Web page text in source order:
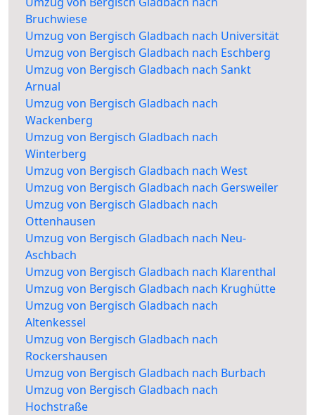
Bruchwiese
Umzug von Bergisch Gladbach nach Universität
Umzug von Bergisch Gladbach nach Eschberg
Umzug von Bergisch Gladbach nach Sankt
Arnual
Umzug von Bergisch Gladbach nach
Wackenberg
Umzug von Bergisch Gladbach nach
Winterberg
Umzug von Bergisch Gladbach nach West
Umzug von Bergisch Gladbach nach Gersweiler
Umzug von Bergisch Gladbach nach
Ottenhausen
Umzug von Bergisch Gladbach nach Neu-
Aschbach
Umzug von Bergisch Gladbach nach Klarenthal
Umzug von Bergisch Gladbach nach Krughütte
Umzug von Bergisch Gladbach nach
Altenkessel
Umzug von Bergisch Gladbach nach
Rockershausen
Umzug von Bergisch Gladbach nach Burbach
Umzug von Bergisch Gladbach nach
Hochstraße